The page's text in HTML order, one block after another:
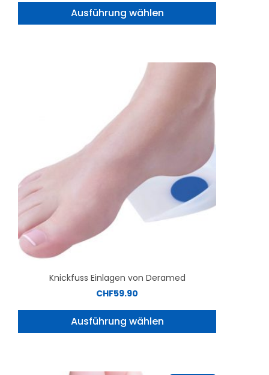
Ausführung wählen
Knickfuss Einlagen von Deramed
CHF59.90
Ausführung wählen